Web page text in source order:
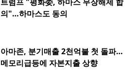
트럼프 "평화委, 하마스 무장해제 합
의"…하마스도 동의
아마존, 분기매출 2천억불 첫 돌파…
메모리급등에 자본지출 상향